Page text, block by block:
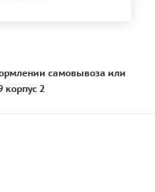
самовывоза или
корпус 2